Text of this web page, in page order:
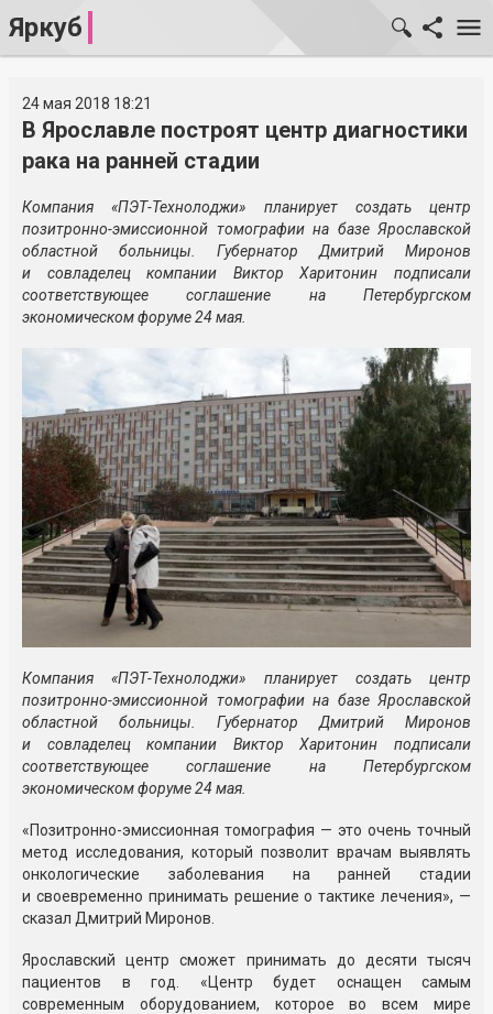
Яркуб
24 мая 2018 18:21
В Ярославле построят центр диагностики
рака на ранней стадии
Компания «ПЭТ-Технолоджи» планирует создать центр
позитронно-эмиссионной томографии на базе Ярославской
областной больницы. Губернатор Дмитрий Миронов
и совладелец компании Виктор Харитонин подписали
соответствующее соглашение на Петербургском
экономическом форуме 24 мая.
Компания «ПЭТ-Технолоджи» планирует создать центр
позитронно-эмиссионной томографии на базе Ярославской
областной больницы. Губернатор Дмитрий Миронов
и совладелец компании Виктор Харитонин подписали
соответствующее соглашение на Петербургском
экономическом форуме 24 мая.
«Позитронно-эмиссионная томография — это очень точный
метод исследования, который позволит врачам выявлять
онкологические заболевания на ранней стадии
и своевременно принимать решение о тактике лечения», —
сказал Дмитрий Миронов.
Ярославский центр сможет принимать до десяти тысяч
пациентов в год. «Центр будет оснащен самым
современным оборудованием, которое во всем мире